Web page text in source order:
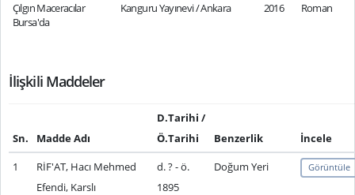
Çılgın Maceracılar
Bursa'da
Kanguru Yayınevi / Ankara 2016 Roman
İlişkili Maddeler
Sn. Madde Adı
D.Tarihi /
Ö.Tarihi
Benzerlik
İncele
1
RİF'AT, Hacı Mehmed
Efendi, Karslı
d. ? - ö.
1895
Doğum Yeri Görüntüle